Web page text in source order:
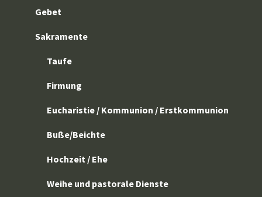
Gebet
Sakramente
Taufe
Firmung
Eucharistie / Kommunion / Erstkommunion
Buße/Beichte
Hochzeit / Ehe
Weihe und pastorale Dienste